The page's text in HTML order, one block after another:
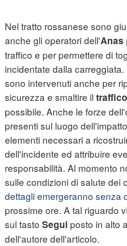
Nel tratto rossanese sono
anche gli operatori dell'Anas
traffico e per permettere di
incidentate dalla
sono intervenuti anche per
sicurezza e smaltire il traffico
possibile. Anche le forze
presenti sul luogo
elementi necessari a
dell'incidente ed attribuire
responsabilità. Al momento
sulle condizioni di salute dei
dettagli emergeranno senza
prossime ore. A tal riguardo
sul tasto Segui posto in alto
dell'autore dell'articolo.